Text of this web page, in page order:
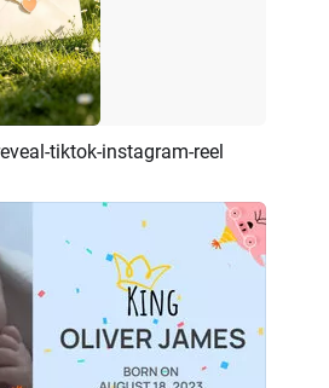
カスタマイズ
tiktok-instagram-reel